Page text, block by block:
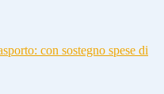
con sostegno spese di